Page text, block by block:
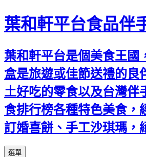
葉和軒平台食品伴
葉和軒平台是個美食王國
盒是旅遊或佳節送禮的良
土好吃的零食以及台灣伴
食排行榜各種特色美食，
訂婚喜餅、手工沙琪瑪，
選單